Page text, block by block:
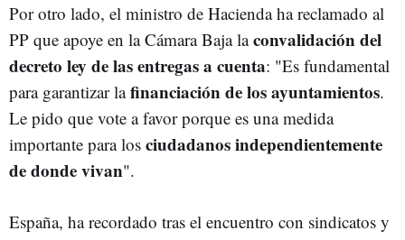
Por otro lado, el ministro de Hacienda ha reclamado al
PP que apoye en la Cámara Baja laconvalidación del
decreto ley de las entregas a cuenta: "Es fundamental
para garantizar lafinanciación de los ayuntamientos.
Le pido que vote a favor porque es una medida
importante para los ciudadanos independientemente
de donde vivan".
España, ha recordado tras el encuentro con sindicatos y